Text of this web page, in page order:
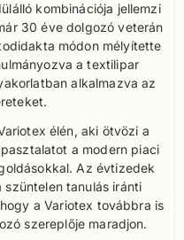
kombinációja jellemzi
30 éve dolgozó veterán
módon mélyítette
a textilipar
alkalmazva az
élén, aki ötvözi a
a modern piaci
Az évtizedek
tanulás iránti
a Variotex továbbra is
szereplője maradjon.